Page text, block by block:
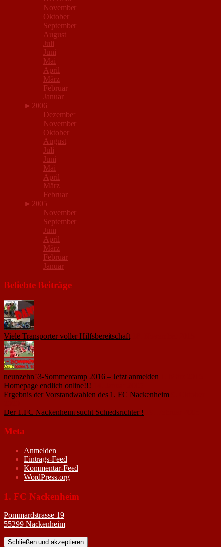
November
Oktober
September
August
Juli
Juni
Mai
April
März
Februar
Januar
► 2006
Dezember
November
Oktober
August
Juli
Juni
Mai
April
März
Februar
► 2005
November
September
Juni
April
März
Februar
Januar
Beliebte Beiträge
Viele Transporter voller Hilfsbereitschaft
neunzehn53-Sommercamp 2016 – Jetzt anmelden
Homepage endlich online!!!
Ergebnis der Vorstandwahlen des 1. FC Nackenheim
Der 1.FC Nackenheim sucht Schiedsrichter !
Meta
Anmelden
Eintrags-Feed
Kommentar-Feed
WordPress.org
1. FC Nackenheim
Pommardstrasse 19
55299 Nackenheim